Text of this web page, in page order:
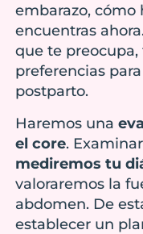
embarazo, cómo
encuentras
que te
preferencias
postparto.
Haremos una
el core.
mediremos tu
valoraremos la
abdomen. De
establecer un